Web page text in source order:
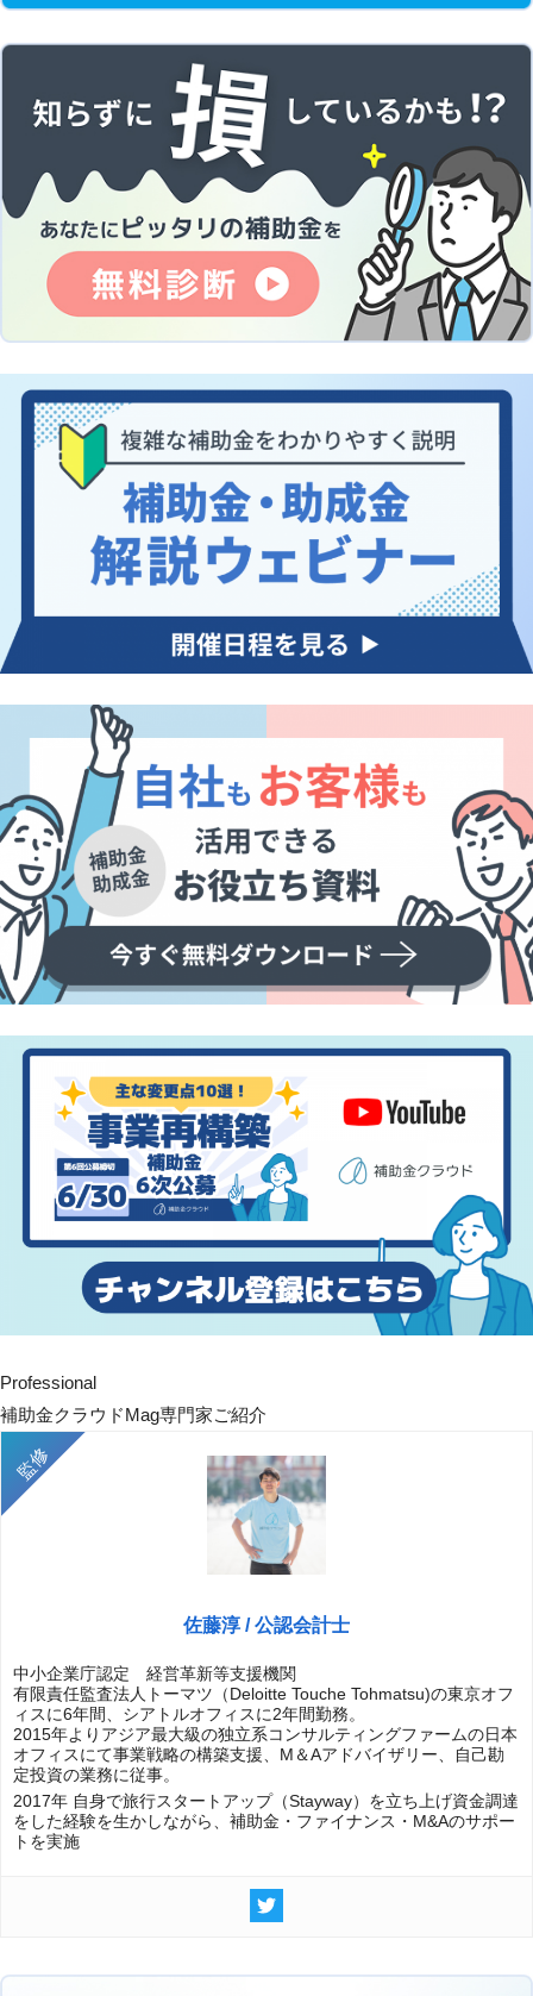
Professional
補助金クラウドMag専門家ご紹介
佐藤淳 / 公認会計士
中小企業庁認定 経営革新等支援機関
有限責任監査法人トーマツ（Deloitte Touche Tohmatsu)の東京オフ
ィスに6年間、シアトルオフィスに2年間勤務。
2015年よりアジア最大級の独立系コンサルティングファームの日本
オフィスにて事業戦略の構築支援、M＆Aアドバイザリー、自己勘
定投資の業務に従事。
2017年 自身で旅行スタートアップ（Stayway）を立ち上げ資金調達
をした経験を生かしながら、補助金・ファイナンス・M&Aのサポー
トを実施